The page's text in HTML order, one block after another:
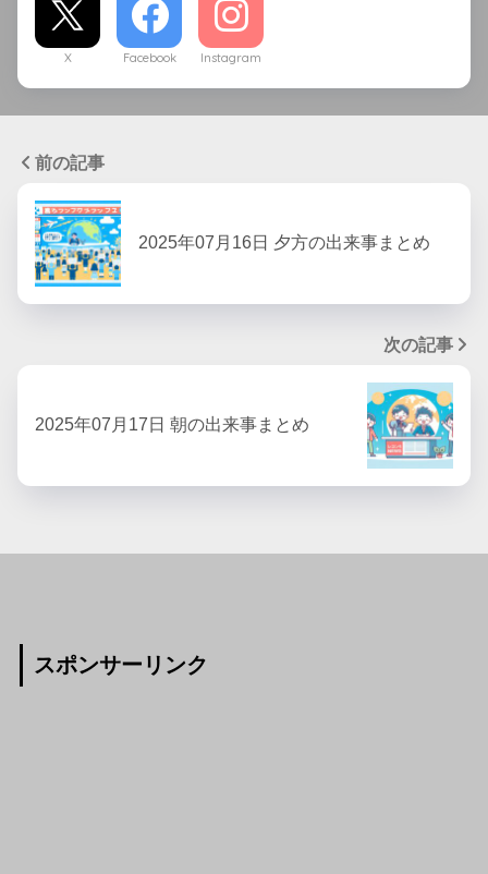
X Facebook Instagram
前の記事
2025年07月16日 夕方の出来事まとめ
次の記事
2025年07月17日 朝の出来事まとめ
スポンサーリンク